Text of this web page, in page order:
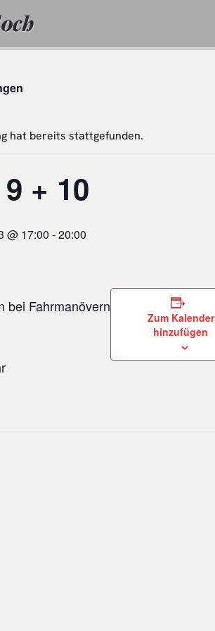
hat bereits stattgefunden.
+ 10
@ 17:00 -20:00
bei Fahrmanövern
Zum Kalender
hinzufügen